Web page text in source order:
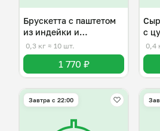
Брускетта с паштетом
из индейки и
клубникой
0,3 кг ≈ 10 шт.
1 770 ₽
с
0,4
Завтра c 22:00